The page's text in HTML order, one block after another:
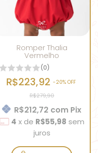
Romper Thalia
Vermelho
(0)
R$223,92 -20% OFF
R$279,90
R$212,72 com Pix
4 x de R$55,98 sem
juros